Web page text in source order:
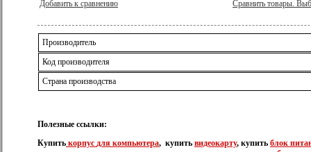
Добавить к сравнению Сравнить товары.
Производитель
Код производителя
Страна производства
Полезные ссылки:
Купить корпус для компьютера, купить видеокарту, купить блок